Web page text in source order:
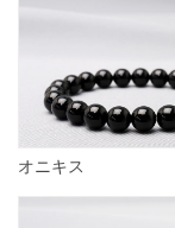
オニキス